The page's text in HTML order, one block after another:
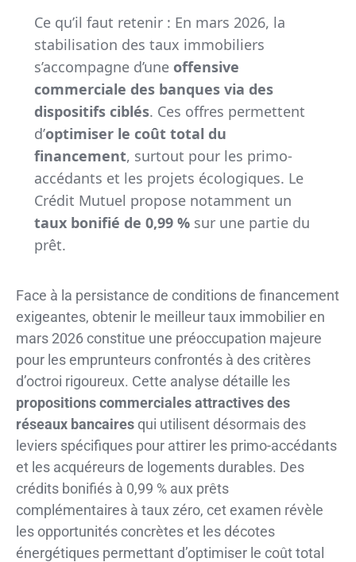
Ce qu’il faut retenir : En mars 2026, la
stabilisation des taux immobiliers
s’accompagne d’une offensive
commerciale des banques via des
dispositifs ciblés. Ces offres permettent
d’optimiser le coût total du
financement, surtout pour les primo-
accédants et les projets écologiques. Le
Crédit Mutuel propose notamment un
taux bonifié de 0,99 %sur une partie du
prêt.
Face à la persistance de conditions de financement
exigeantes, obtenir le meilleur taux immobilier en
mars 2026 constitue une préoccupation majeure
pour les emprunteurs confrontés à des critères
d’octroi rigoureux. Cette analyse détaille les
propositions commerciales attractives des
réseaux bancaires qui utilisent désormais des
leviers spécifiques pour attirer les primo-accédants
et les acquéreurs de logements durables. Des
crédits bonifiés à 0,99 % aux prêts
complémentaires à taux zéro, cet examen révèle
les opportunités concrètes et les décotes
énergétiques permettant d’optimiser le coût total